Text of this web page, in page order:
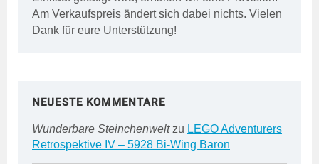
Am Verkaufspreis ändert sich dabei nichts. Vielen
Dank für eure Unterstützung!
NEUESTE KOMMENTARE
Wunderbare Steinchenweltzu LEGO Adventurers
Retrospektive IV – 5928 Bi-Wing Baron